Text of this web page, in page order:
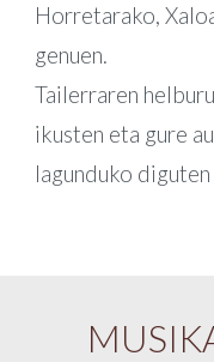
Horretarako,
genuen.
Tailerraren
ikusten eta gure
lagunduko